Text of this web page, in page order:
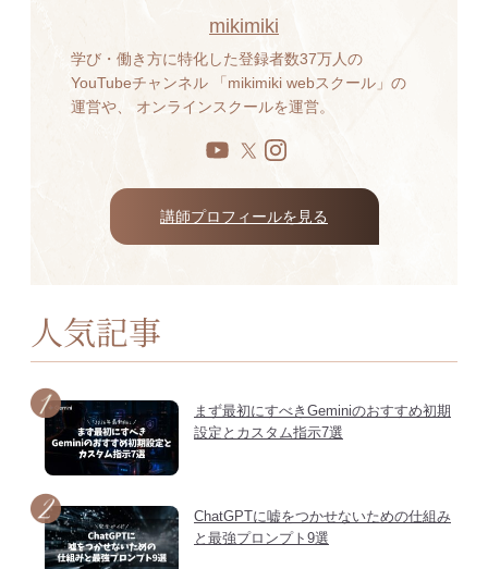
mikimiki
学び・働き方に特化した登録者数37万人の
YouTubeチャンネル 「mikimiki webスクール」の
運営や、 オンラインスクールを運営。
講師プロフィールを見る
人気記事
まず最初にすべきGeminiのおすすめ初期
設定とカスタム指示7選
ChatGPTに嘘をつかせないための仕組み
と最強プロンプト9選